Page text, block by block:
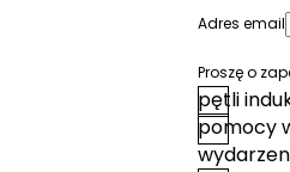
Adres email
Proszę o
pętli
pomocy